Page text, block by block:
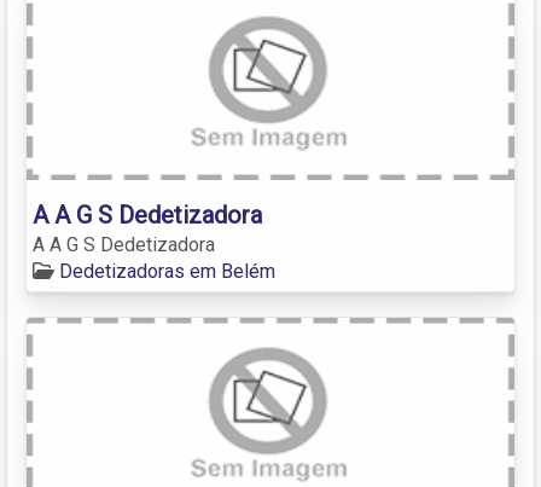
A A G S Dedetizadora
A A G S Dedetizadora
Dedetizadoras em Belém